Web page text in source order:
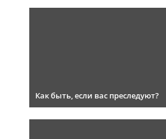
Как быть, если вас преследуют?